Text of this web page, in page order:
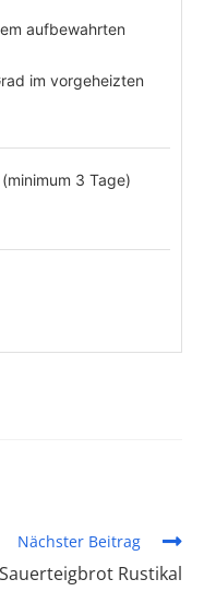
aufbewahrten
im vorgeheizten
3 Tage)
Nächster Beitrag
Sauerteigbrot Rustikal